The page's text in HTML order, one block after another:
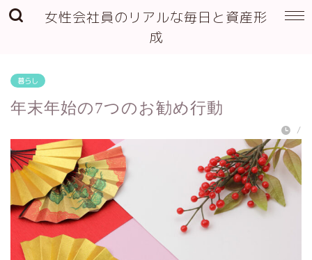
女性会社員のリアルな毎日と資産形
成
暮らし
年末年始の7つのお勧め行動
/